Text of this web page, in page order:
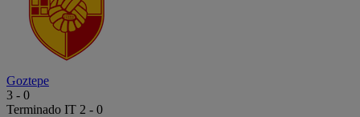
Goztepe
3 - 0
Terminado IT 2 - 0